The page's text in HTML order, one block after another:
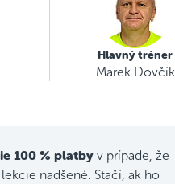
Hlavný tréner
Marek Dovčík
100 % platby v prípade, že
nadšené. Stačí, ak ho